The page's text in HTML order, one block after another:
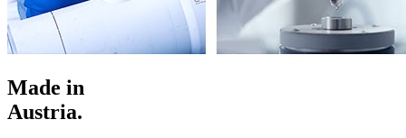
Made in
Austria.